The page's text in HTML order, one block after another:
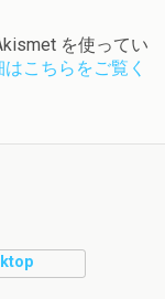
を使ってい
こちらをご覧く